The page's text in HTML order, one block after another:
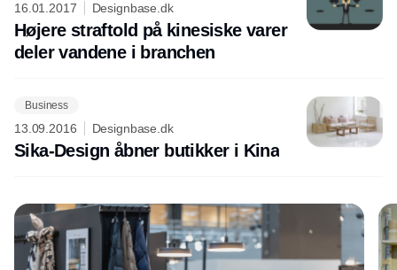
16.01.2017 Designbase.dk
Højere straftold på kinesiske varer
deler vandene i branchen
Business
13.09.2016 Designbase.dk
Sika-Design åbner butikker i Kina